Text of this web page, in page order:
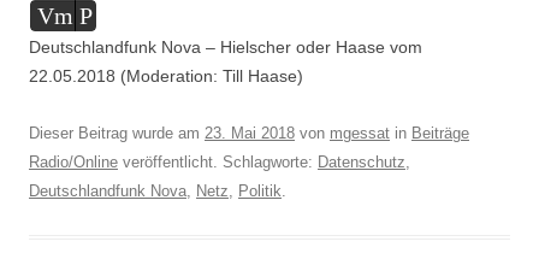
Audio-
Player
Vm P
Deutschlandfunk Nova – Hielscher oder Haase vom
22.05.2018 (Moderation: Till Haase)
Dieser Beitrag wurde am 23. Mai 2018 von mgessat in Beiträge
Radio/Online veröffentlicht. Schlagworte: Datenschutz
Deutschlandfunk Nova Netz Politik